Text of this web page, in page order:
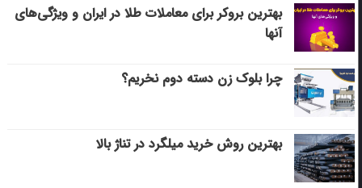
بهترین بروکر برای معاملات طلا در ایران و ویژگی‌های
آنها
چرا بلوک زن دسته دوم نخریم؟
بهترین روش خرید میلگرد در تناژ بالا